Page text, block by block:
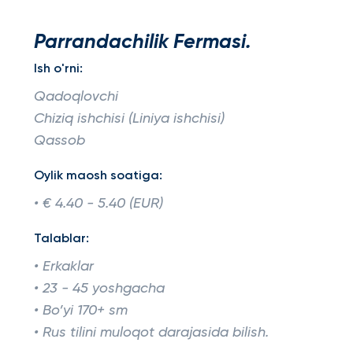
Parrandachilik Fermasi.
Ish o'rni:
Qadoqlovchi
Chiziq ishchisi (Liniya ishchisi)
Qassob
Oylik maosh soatiga:
• € 4.40 - 5.40 (EUR)
Talablar:
• Erkaklar
• 23 - 45 yoshgacha
• Bo’yi 170+ sm
• Rus tilini muloqot darajasida bilish.